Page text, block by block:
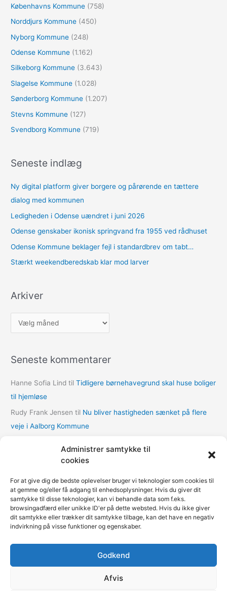
Administrer samtykke til
cookies
For at give dig de bedste oplevelser bruger vi teknologier som cookies til
at gemme og/eller få adgang til enhedsoplysninger. Hvis du giver dit
samtykke til disse teknologier, kan vi behandle data som f.eks.
browsingadfærd eller unikke ID'er på dette websted. Hvis du ikke giver
dit samtykke eller trækker dit samtykke tilbage, kan det have en negativ
indvirkning på visse funktioner og egenskaber.
Godkend
Afvis
Københavns Kommune (758)
Norddjurs Kommune (450)
Nyborg Kommune (248)
Odense Kommune (1.162)
Silkeborg Kommune (3.643)
Slagelse Kommune (1.028)
Sønderborg Kommune (1.207)
Stevns Kommune (127)
Svendborg Kommune (719)
Seneste indlæg
Ny digital platform giver borgere og pårørende en tættere
dialog med kommunen
Ledigheden i Odense uændret i juni 2026
Odense genskaber ikonisk springvand fra 1955 ved rådhuset
Odense Kommune beklager fejl i standardbrev om tabt…
Stærkt weekendberedskab klar mod larver
Arkiver
r
i
e
r
Seneste kommentarer
Hanne Sofia Lind tilTidligere børnehavegrund skal huse boliger
til hjemløse
Rudy Frank Jensen til Nu bliver hastigheden sænket på flere
veje i Aalborg Kommune
udbygningsaftaler
Mariann Wie SvensontilSocialforvaltningen åbner COVID-
nødovernatning til hjemløse i Multihallen på Amager
Fokus på kommunerne | Copyright © 2020-2026
Webbureau.dk